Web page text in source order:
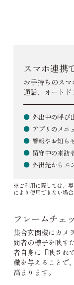
スマホ連携
お手持ちのスマ
通話、オートド
● 外出中の呼び
● アプリのメニ
● 警報やお知ら
● 留守中の来訪
● 外出先からエ
※ご利用に際しては、
により使用できない場合
フレームチェ
集合玄関機にカメ
問者の様子を映す
者自身に「映され
識を与えることで
高まります。